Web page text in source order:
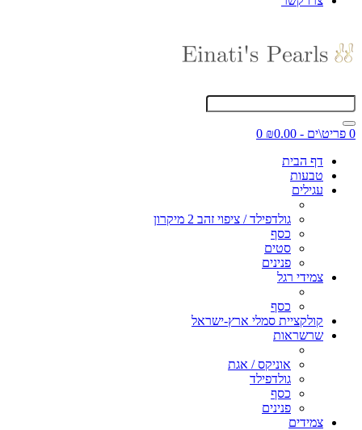
0 פריט\ים - ₪0.00
0
דף הבית
טבעות
עגילים
גולדפילד / ציפוי זהב 2 מיקרון
כסף
סטים
פנינים
צמידי רגל
כסף
קולקציית סמלי ארץ-ישראל
שרשראות
אוניקס / אגת
גולדפילד
כסף
פנינים
צמידים